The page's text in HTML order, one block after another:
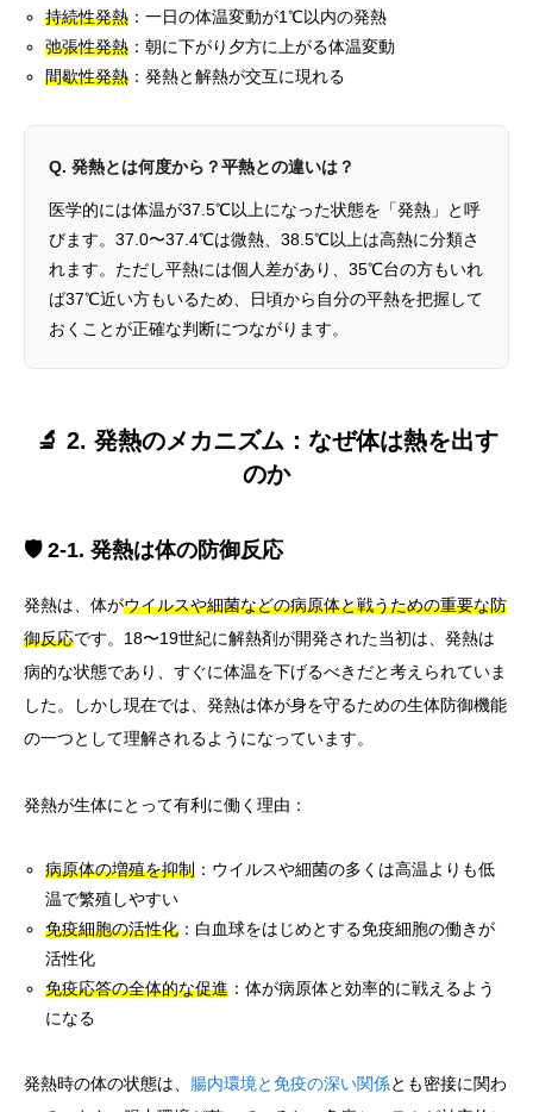
持続性発熱 ：一日の体温変動が1℃以内の発熱
弛張性発熱 ：朝に下がり夕方に上がる体温変動
間歇性発熱 ：発熱と解熱が交互に現れる
Q. 発熱とは何度から？平熱との違いは？
医学的には体温が37.5℃以上になった状態を「発熱」と呼
びます。37.0〜37.4℃は微熱、38.5℃以上は高熱に分類さ
れます。ただし平熱には個人差があり、35℃台の方もいれ
ば37℃近い方もいるため、日頃から自分の平熱を把握して
おくことが正確な判断につながります。
🔬 2. 発熱のメカニズム：なぜ体は熱を出す
のか
🛡️ 2-1. 発熱は体の防御反応
発熱は、体がウイルスや細菌などの病原体と戦うための重要な防
御反応です。18〜19世紀に解熱剤が開発された当初は、発熱は
病的な状態であり、すぐに体温を下げるべきだと考えられていま
した。しかし現在では、発熱は体が身を守るための生体防御機能
の一つとして理解されるようになっています。
発熱が生体にとって有利に働く理由：
病原体の増殖を抑制 ：ウイルスや細菌の多くは高温よりも低
温で繁殖しやすい
免疫細胞の活性化 ：白血球をはじめとする免疫細胞の働きが
活性化
免疫応答の全体的な促進 ：体が病原体と効率的に戦えるよう
になる
発熱時の体の状態は、 腸内環境と免疫の深い関係とも密接に関わ